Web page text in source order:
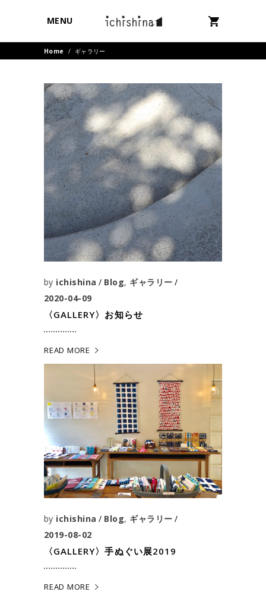
MENU
Home / ギャラリー
by ichishina Blog, ギャラリー
2020-04-09
〈GALLERY〉お知らせ
READ MORE
by ichishina Blog, ギャラリー
2019-08-02
〈GALLERY〉手ぬぐい展2019
READ MORE